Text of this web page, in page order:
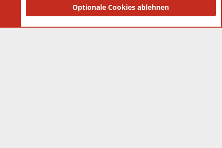
Community platform by XenForo® © 2010-2025 XenForo Ltd.
and add-ons by ThemeHouse
Optionale Cookies ablehnen